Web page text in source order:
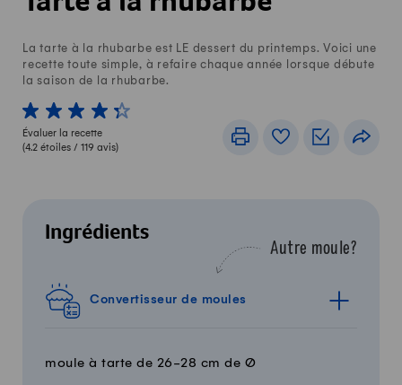
La tarte à la rhubarbe est LE dessert du printemps. Voici une
recette toute simple, à refaire chaque année lorsque débute
la saison de la rhubarbe.
1 von 5 étoiles
2 von 5 étoiles
3 von 5 étoiles
4 von 5 étoiles
5 von 5 étoiles
Évaluer la recette
(4.2 étoiles / 119 avis)
ImprimerLivre de recettes
Listes de
Ingrédients
Autre moule?
Convertisseur de moules
moule à tarte de 26-28 cm de Ø